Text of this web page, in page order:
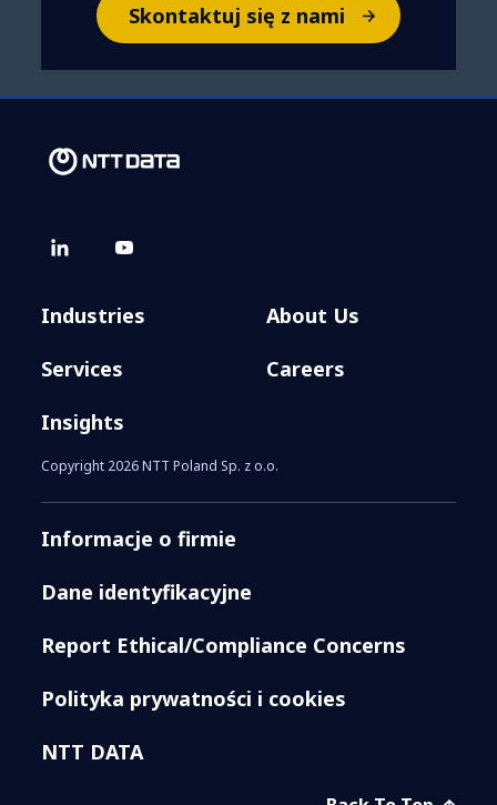
Skontaktuj się z nami
Industries
Services
Insights
About Us
Careers
Copyright 2026 NTT Poland Sp. z o.o.
Informacje o firmie
Dane identyfikacyjne
Report Ethical/Compliance Concerns
Polityka prywatności i cookies
NTT DATA